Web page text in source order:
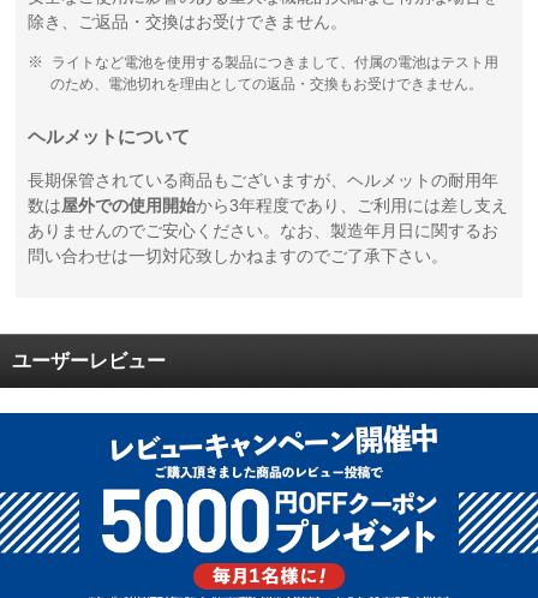
除き、ご返品・交換はお受けできません。
ライトなど電池を使用する製品につきまして、付属の電池はテスト用
のため、電池切れを理由としての返品・交換もお受けできません。
ヘルメットについて
長期保管されている商品もございますが、ヘルメットの耐用年
数は屋外での使用開始から3年程度であり、ご利用には差し支え
ありませんのでご安心ください。なお、製造年月日に関するお
問い合わせは一切対応致しかねますのでご了承下さい。
ユーザーレビュー